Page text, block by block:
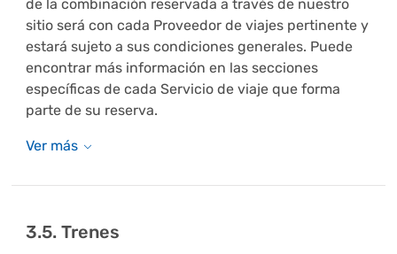
de la combinación reservada a través de nuestro
sitio será con cada Proveedor de viajes pertinente y
estará sujeto a sus condiciones generales. Puede
encontrar más información en las secciones
específicas de cada Servicio de viaje que forma
parte de su reserva.
3.5. Trenes